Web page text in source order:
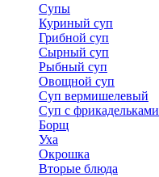
Супы
Куриный суп
Грибной суп
Сырный суп
Рыбный суп
Овощной суп
Суп вермишелевый
Суп с фрикадельками
Борщ
Уха
Окрошка
Вторые блюда